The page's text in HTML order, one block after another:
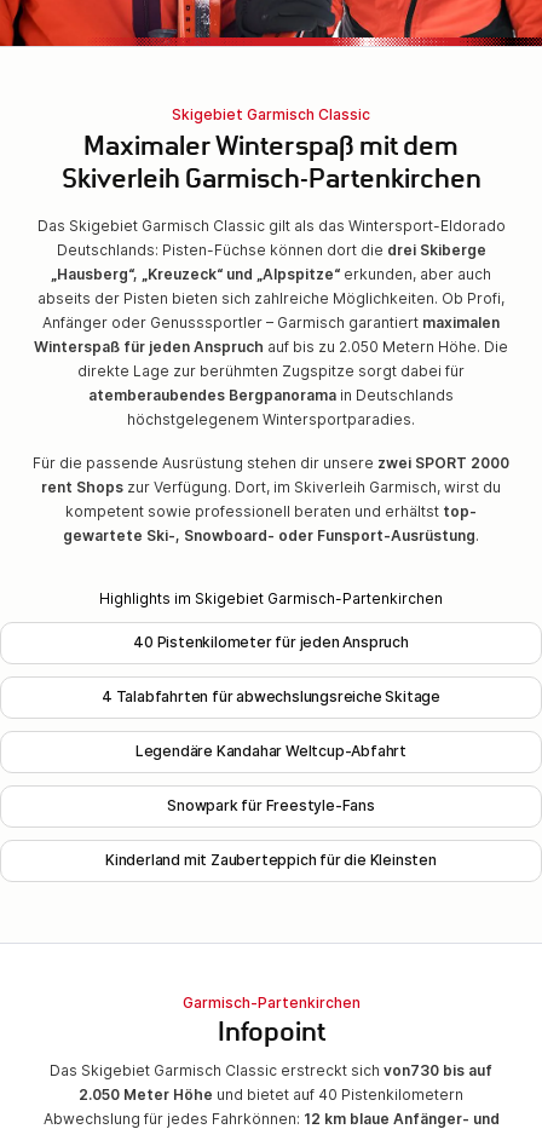
Skigebiet Garmisch Classic
Maximaler Winterspaß mit dem
Skiverleih Garmisch-Partenkirchen
Das Skigebiet Garmisch Classic gilt als das Wintersport-Eldorado
Deutschlands: Pisten-Füchse können dort die drei Skiberge
„Hausberg“, „Kreuzeck“ und „Alpspitze“ erkunden, aber auch
abseits der Pisten bieten sich zahlreiche Möglichkeiten. Ob Profi,
Anfänger oder Genusssportler – Garmisch garantiert maximalen
Winterspaß für jeden Anspruch auf bis zu 2.050 Metern Höhe. Die
direkte Lage zur berühmten Zugspitze sorgt dabei für
atemberaubendes Bergpanorama in Deutschlands
höchstgelegenem Wintersportparadies.
Für die passende Ausrüstung stehen dir unsere zwei SPORT 2000
rent Shops zur Verfügung. Dort, im Skiverleih Garmisch, wirst du
kompetent sowie professionell beraten und erhältst top-
gewartete Ski-, Snowboard- oder Funsport-Ausrüstung.
Highlights im Skigebiet Garmisch-Partenkirchen
40 Pistenkilometer für jeden Anspruch
4 Talabfahrten für abwechslungsreiche Skitage
Legendäre Kandahar Weltcup-Abfahrt
Snowpark für Freestyle-Fans
Kinderland mit Zauberteppich für die Kleinsten
Garmisch-Partenkirchen
Infopoint
Das Skigebiet Garmisch Classic erstreckt sich von730 bis auf
2.050 Meter Höhe und bietet auf 40 Pistenkilometern
Abwechslung für jedes Fahrkönnen: 12 km blaue Anfänger- und